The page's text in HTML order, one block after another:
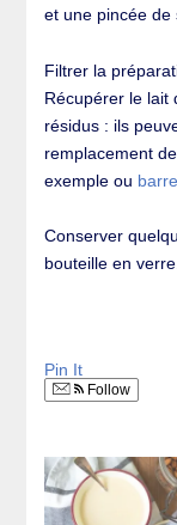
et une pincée de
Filtrer la
Récupérer le lait
résidus : ils
remplacement
exemple ou
Conserver
bouteille en verre.
Pin It
Follow